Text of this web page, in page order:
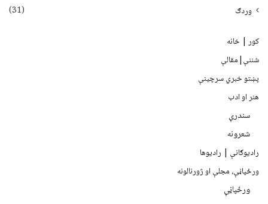
وردګ
(31)
کور | خانه
شننې|مقالې
پښتو خبري سرچينې
هنر او ادب
سندرې
شعرونه
رادیوګانې | رادیوها
ورځپاڼې، مجلې او ژورنالونه
ورځپاڼې